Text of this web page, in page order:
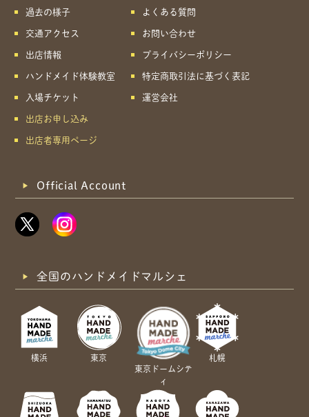
共有方法を選択
過去の様子
交通アクセス
出店情報
ハンドメイド体験教室
入場チケット
出店お申し込み
出店者専用ページ
よくある質問
お問い合わせ
プライバシーポリシー
特定商取引法に基づく表記
運営会社
Official Account
全国のハンドメイドマルシェ
横浜
東京
東京ドームシテ
ィ
札幌